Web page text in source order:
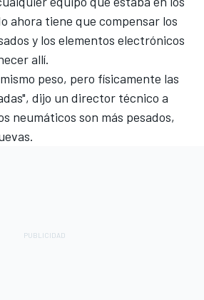
ahora tiene que compensar los
y los elementos electrónicos
allí.
peso, pero físicamente las
dijo un director técnico a
neumáticos son más pesados,